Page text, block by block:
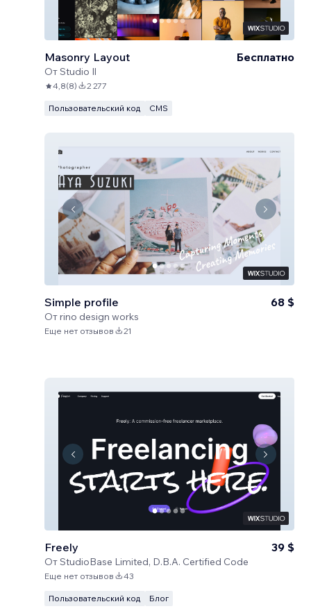
Masonry Layout
ОтStudio Il
Бесплатно
4,8(8) 2 277
Пользовательский код CMS
Simple profile
Отrino design works
68 $
Еще нет отзывов 21
Freely
ОтStudioBase Limited, D.B.A. Certified Code
39 $
Еще нет отзывов 43
Пользовательский код Блог